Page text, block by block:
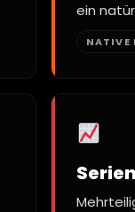
ein
NATIVE